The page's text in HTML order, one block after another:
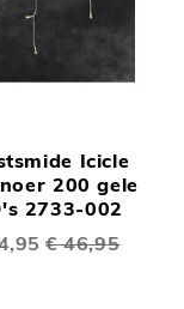
Icicle
200 gele
2733-002
€ 46,95